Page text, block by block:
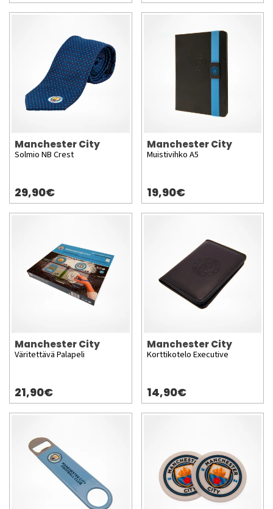
Manchester City
Solmio NB Crest
29,90€
Manchester City
Muistivihko A5
19,90€
Manchester City
Väritettävä Palapeli
21,90€
Manchester City
Korttikotelo Executive
14,90€